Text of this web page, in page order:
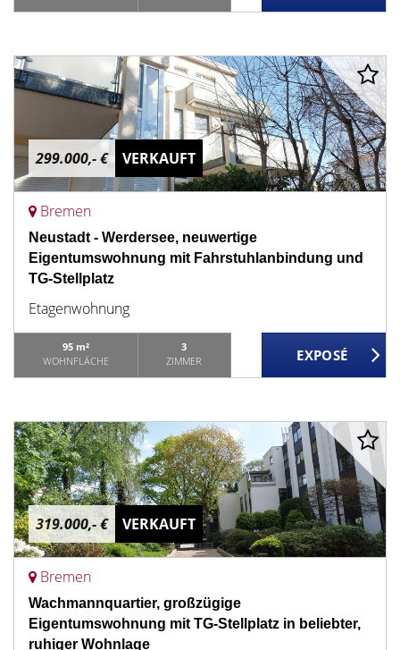
299.000,- € VERKAUFT
Bremen
Neustadt - Werdersee, neuwertige
Eigentumswohnung mit Fahrstuhlanbindung und
TG-Stellplatz
Etagenwohnung
95 m²
WOHNFLÄCHE
3
ZIMMER
319.000,- € VERKAUFT
Bremen
Wachmannquartier, großzügige
Eigentumswohnung mit TG-Stellplatz in beliebter,
ruhiger Wohnlage